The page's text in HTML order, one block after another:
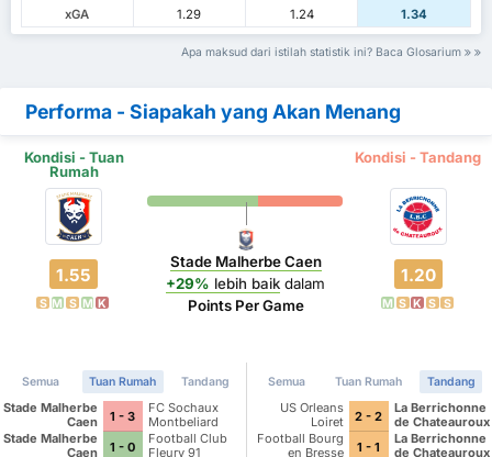
xGA
1.29 1.24 1.34
Apa maksud dari istilah statistik ini? Baca Glosarium
Performa - Siapakah yang Akan Menang
Kondisi - Tuan
Rumah
Kondisi - Tandang
1.55
S M S M K
Stade Malherbe Caen
+29% lebih baik dalam
Points Per Game
1.20
M S K S S
Semua Tuan Rumah Tandang
Stade Malherbe
Caen
1 - 3
FC Sochaux
Montbeliard
Stade Malherbe
Caen
1 - 0
Football Club
Fleury 91
Semua Tuan Rumah Tandang
US Orleans
Loiret
2 - 2
La Berrichonne
de Chateauroux
Football Bourg
en Bresse
1 - 1
La Berrichonne
de Chateauroux